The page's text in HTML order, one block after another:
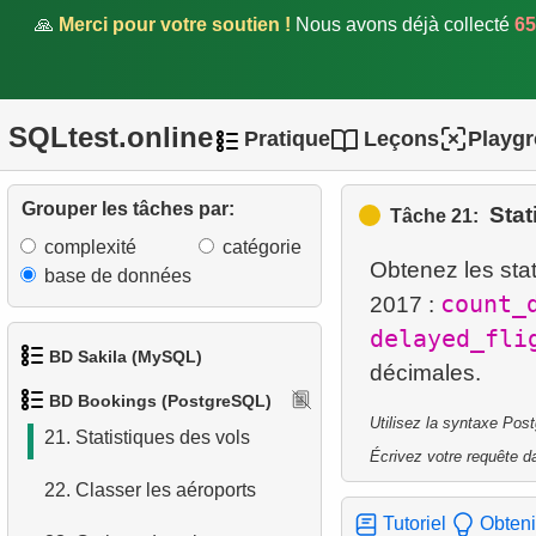
🙏 Merci pour votre soutien ! Nous avons déjà collecté
SQLtest.online Pratique Leçons
Grouper les tâches par:
complexité
catégorie
base de données
BD Sakila (MySQL)
d'acteurs
BD Bookings (PostgreSQL)
destination
17.Aéroports sans liaisons
directes
18.Passagers non-présentés
19.Liste des passagers
21. Statistiques des vols
22. Classer les aéroports
Tâche 21:
Obtenez les
2017 :
Utilisez la syntaxe
Écrivez votre requête
Tutoriel